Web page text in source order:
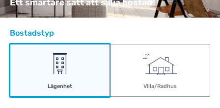
Ett smartare sätt att sälja bostad
Bostadstyp
Lägenhet Villa/Radhus